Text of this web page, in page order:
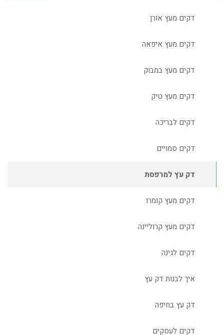
דקים מעץ אורן
דקים מעץ איפאה
דקים מעץ במבוק
דקים מעץ טיק
דקים לבריכה
דקים סמויים
דק עץ למרפסת
דקים מעץ קומרו
דקים מעץ קרוליינה
דקים לגינה
איך לבנות דק עץ
דק עץ בחיפה
דקים לעסקים